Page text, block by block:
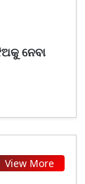
ନେବା
View More